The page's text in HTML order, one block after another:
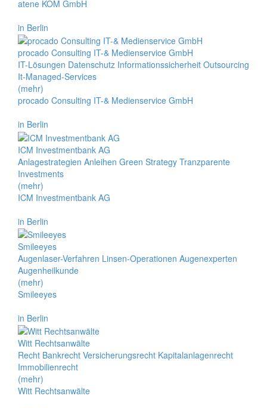
atene KOM GmbH
in Berlin
procado Consulting IT-& Medienservice GmbH
IT-Lösungen Datenschutz Informationssicherheit Outsourcing
It-Managed-Services
(mehr)
procado Consulting IT-& Medienservice GmbH
in Berlin
ICM Investmentbank AG
Anlagestrategien Anleihen Green Strategy Tranzparente
Investments
(mehr)
ICM Investmentbank AG
in Berlin
Smileeyes
Augenlaser-Verfahren Linsen-Operationen Augenexperten
Augenheilkunde
(mehr)
Smileeyes
in Berlin
Witt Rechtsanwälte
Recht Bankrecht Versicherungsrecht Kapitalanlagenrecht
Immobilienrecht
(mehr)
Witt Rechtsanwälte